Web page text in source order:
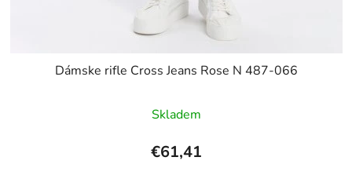
Dámske rifle Cross Jeans Rose N 487-066
Skladem
€61,41